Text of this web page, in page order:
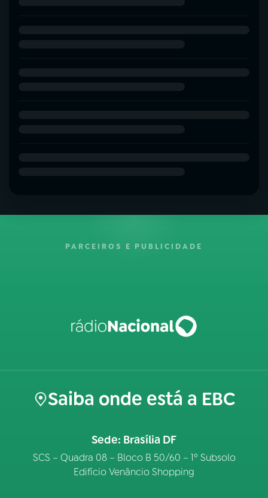
PARCEIROS E PUBLICIDADE
Saiba onde está a EBC
Sede: Brasília DF
SCS – Quadra 08 – Bloco B 50/60 – 1º Subsolo
Edifício Venâncio Shopping